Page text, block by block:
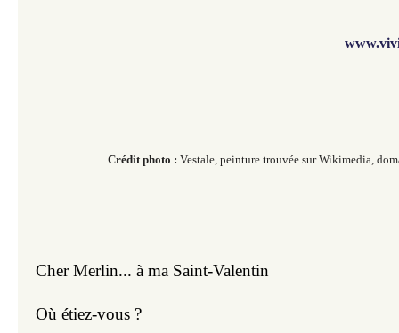
Crédit photo : Vestale, peinture trouvée sur Wikimedia,
Cher Merlin... à ma Saint-Valentin
Où étiez-vous ?